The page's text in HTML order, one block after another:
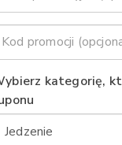
kategorię,